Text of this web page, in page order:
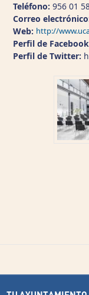
Teléfono: 956 01
Correo
Web: http://
Perfil de
Perfil de Twitter: